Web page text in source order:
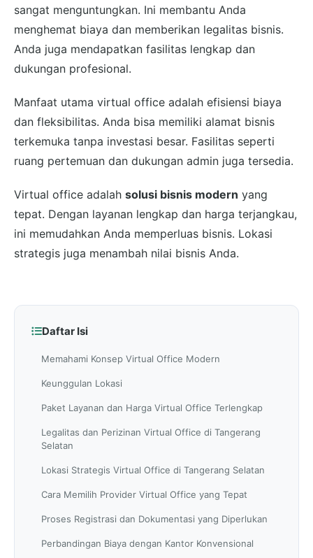
sangat menguntungkan. Ini membantu Anda
menghemat biaya dan memberikan legalitas bisnis.
Anda juga mendapatkan fasilitas lengkap dan
dukungan profesional.
Manfaat utama virtual office adalah efisiensi biaya
dan fleksibilitas. Anda bisa memiliki alamat bisnis
terkemuka tanpa investasi besar. Fasilitas seperti
ruang pertemuan dan dukungan admin juga tersedia.
Virtual office adalah solusi bisnis modern yang
tepat. Dengan layanan lengkap dan harga terjangkau,
ini memudahkan Anda memperluas bisnis. Lokasi
strategis juga menambah nilai bisnis Anda.
Daftar Isi
Memahami Konsep Virtual Office Modern
Keunggulan Lokasi
Paket Layanan dan Harga Virtual Office Terlengkap
Legalitas dan Perizinan Virtual Office di Tangerang
Selatan
Lokasi Strategis Virtual Office di Tangerang Selatan
Cara Memilih Provider Virtual Office yang Tepat
Proses Registrasi dan Dokumentasi yang Diperlukan
Perbandingan Biaya dengan Kantor Konvensional